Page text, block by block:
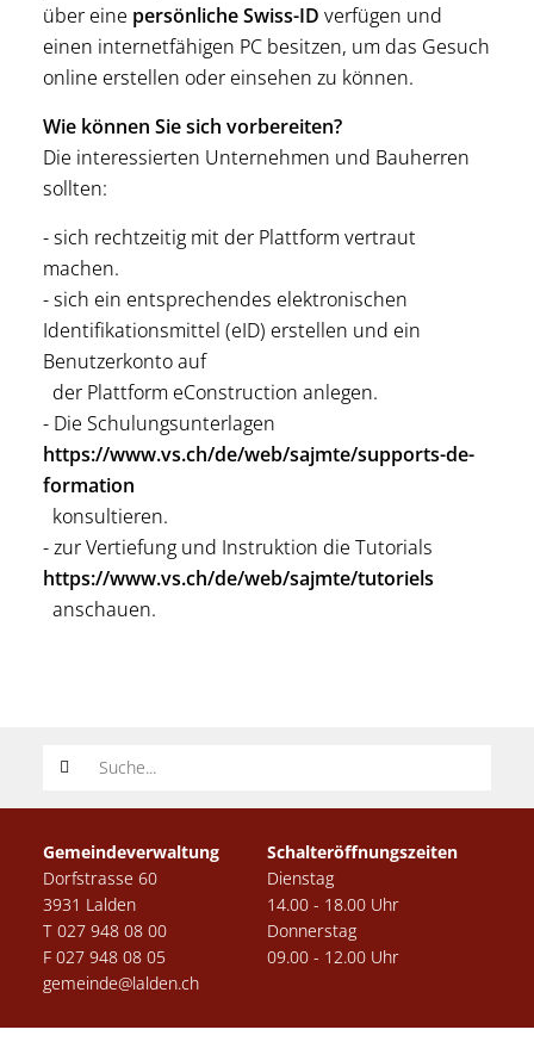
über eine persönliche Swiss-ID verfügen und
einen internetfähigen PC besitzen, um das Gesuch
online erstellen oder einsehen zu können.
Wie können Sie sich vorbereiten?
Die interessierten Unternehmen und Bauherren
sollten:
- sich rechtzeitig mit der Plattform vertraut
machen.
- sich ein entsprechendes elektronischen
Identifikationsmittel (eID) erstellen und ein
Benutzerkonto auf
der Plattform eConstruction anlegen.
- Die Schulungsunterlagen
https://www.vs.ch/de/web/sajmte/supports-de-
formation
konsultieren.
- zur Vertiefung und Instruktion die Tutorials
https://www.vs.ch/de/web/sajmte/tutoriels
anschauen.
Suchwort
Gemeindeverwaltung
Dorfstrasse 60
3931 Lalden
T 027 948 08 00
F 027 948 08 05
gemeinde@lalden.ch
Schalteröffnungszeiten
Dienstag
14.00 - 18.00 Uhr
Donnerstag
09.00 - 12.00 Uhr